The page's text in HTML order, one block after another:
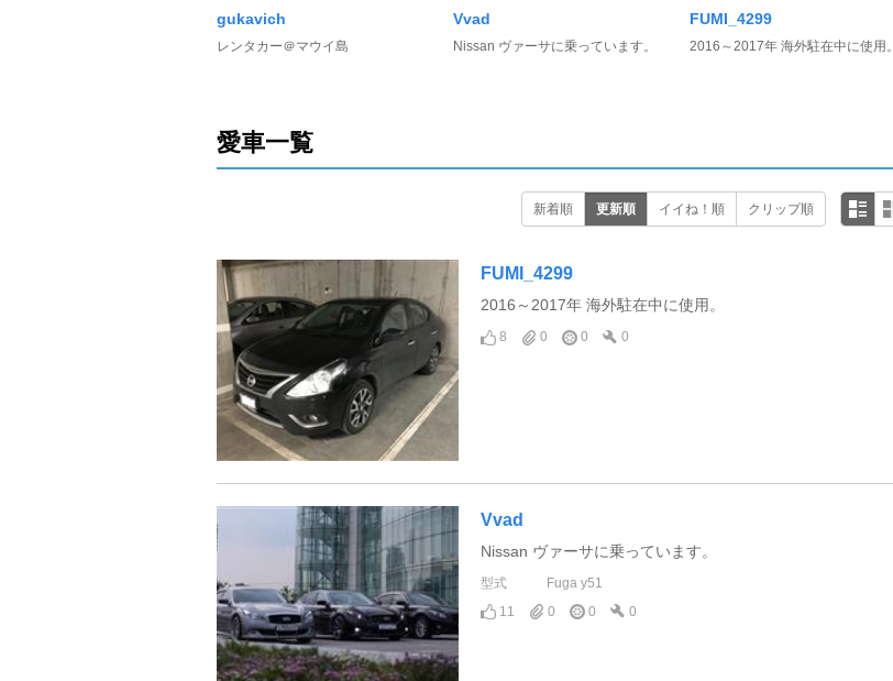
gukavich
レンタカー＠マウイ島
Vvad
Nissan ヴァーサに乗っています。
FUMI_4299
2016～2017年 海外駐在中に使用。
愛車一覧
新着順 更新順 イイね！順 クリップ順
FUMI_4299
2016～2017年 海外駐在中に使用。
8 0 0 0
Vvad
Nissan ヴァーサに乗っています。
型式
Fuga y51
11
0 0 0